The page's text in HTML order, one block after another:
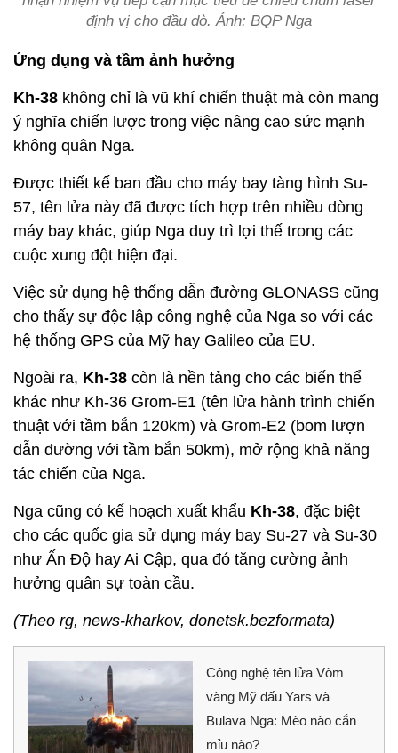
định vị cho đầu dò. Ảnh: BQP Nga
Ứng dụng và tầm ảnh hưởng
Kh-38 không chỉ là vũ khí chiến thuật mà còn mang
ý nghĩa chiến lược trong việc nâng cao sức mạnh
không quân Nga.
Được thiết kế ban đầu cho máy bay tàng hình Su-
57, tên lửa này đã được tích hợp trên nhiều dòng
máy bay khác, giúp Nga duy trì lợi thế trong các
cuộc xung đột hiện đại.
Việc sử dụng hệ thống dẫn đường GLONASS cũng
cho thấy sự độc lập công nghệ của Nga so với các
hệ thống GPS của Mỹ hay Galileo của EU.
Ngoài ra, Kh-38 còn là nền tảng cho các biến thể
khác như Kh-36 Grom-E1 (tên lửa hành trình chiến
thuật với tầm bắn 120km) và Grom-E2 (bom lượn
dẫn đường với tầm bắn 50km), mở rộng khả năng
tác chiến của Nga.
Nga cũng có kế hoạch xuất khẩu Kh-38, đặc biệt
cho các quốc gia sử dụng máy bay Su-27 và Su-30
như Ấn Độ hay Ai Cập, qua đó tăng cường ảnh
hưởng quân sự toàn cầu.
(Theo rg, news-kharkov, donetsk.bezformata)
Công nghệ tên lửa Vòm
vàng Mỹ đấu Yars và
Bulava Nga: Mèo nào cắn
mỉu nào?